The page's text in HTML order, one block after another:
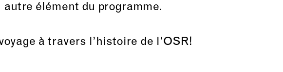
autre élément du programme.
à travers l’histoire de l’OSR!